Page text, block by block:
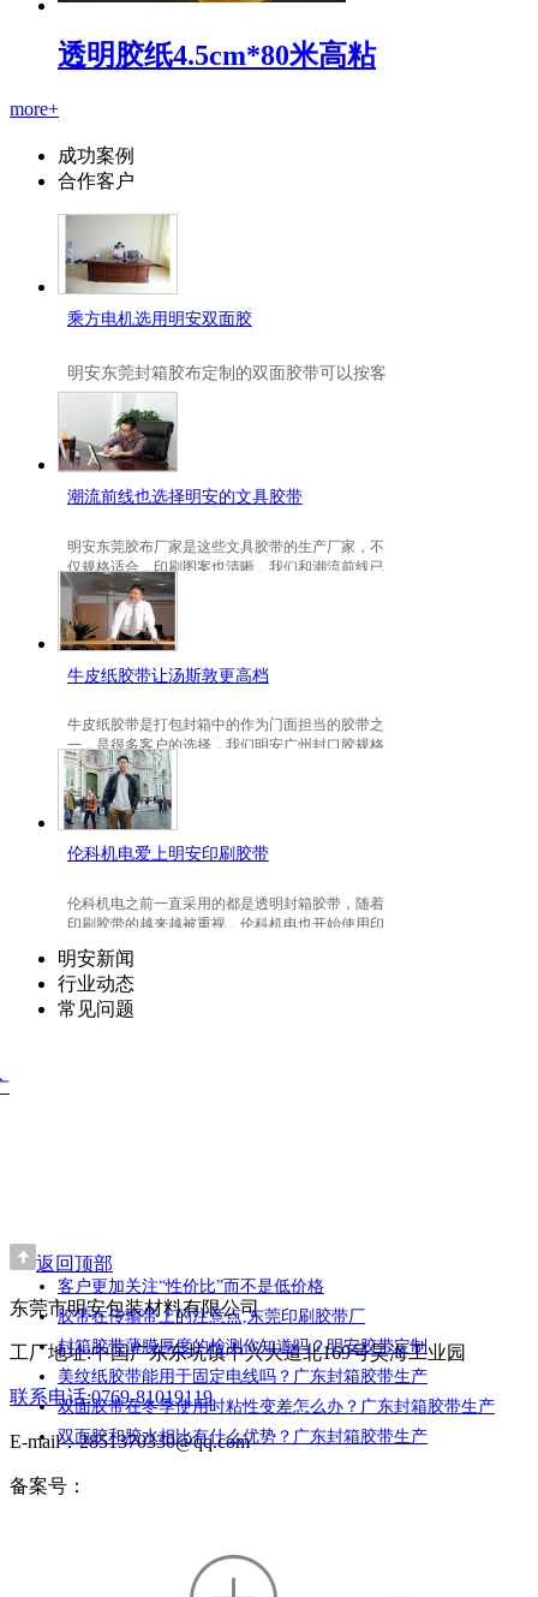
透明胶纸4.5cm*80米高粘
more+
成功案例
合作客户
乘方电机选用明安双面胶
明安东莞封箱胶布定制 的双面胶带可以按客
是可以定做的，不仅如此，规格也是可以定
做的。
潮流前线也选择明安的文具胶带
明安东莞胶布厂家是这些文具胶带的生产厂家，不
仅规格适合，印刷图案也清晰，我们和潮流前线已
有3年的稳定合作关系。
牛皮纸胶带让汤斯敦更高档
牛皮纸胶带是打包封箱中的作为门面担当的胶带之
一，是很多客户的选择，我们明安广州封口胶规格
包装的牛皮纸胶带就是汤斯敦的选择。
伦科机电爱上明安印刷胶带
伦科机电之前一直采用的都是透明封箱胶带，随着
印刷胶带的越来越被重视，伦科机电也开始使用印
明安新闻
行业动态
常见问题
客户更加关注“性价比”而不是低价格
胶带在传输带上的注意点,东莞印刷胶带厂
封箱胶带薄膜厚度的检测你知道吗？明安胶带定制
美纹纸胶带能用于固定电线吗？广东封箱胶带生产
双面胶带在冬季使用时粘性变差怎么办？广东封箱胶带生产
双面胶和胶水相比有什么优势？广东封箱胶带生产
返回顶部
东莞市明安包装材料有限公司
工厂地址:中国广东东坑镇中兴大道北169号昊海工业园
联系电话:0769-81019119
E-mail：2851370330@qq.com
备案号：